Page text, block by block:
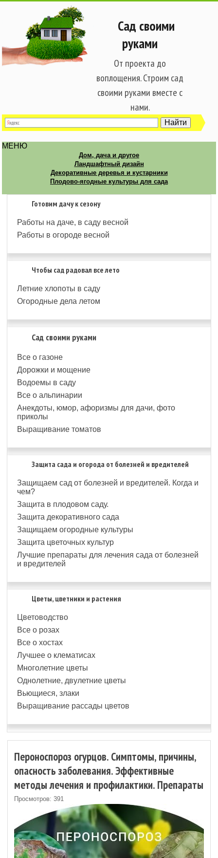
Сад своими
руками
От проекта до
воплощения. Строим сад
своими руками вместе с
нами.
МЕНЮ
Дом, дача и другое
Ландшафтный дизайн
Декоративные деревья и кустарники
Плодово-ягодные культуры для сада
Готовим дачу к сезону
Работы на даче, в саду весной
Работы в огороде весной
Чтобы сад радовал все лето
Летние хлопоты в саду
Огородные дела летом
Сад своими руками
Все о газоне
Дорожки и мощение
Водоемы в саду
Все о альпинарии
Анекдоты, юмор, афоризмы для дачи, фото
приколы
Выращивание томатов
Защита сада и огорода от болезней и вредителей
Защищаем сад от болезней и вредителей. Когда и
чем?
Защита в плодовом саду.
Защита декоративного сада
Защищаем огородные культуры
Защита цветочных культур
Лучшие препараты для лечения сада от болезней
и вредителей
Цветы, цветники и растения
Цветоводство
Все о розах
Все о хостах
Лучшее о клематисах
Многолетние цветы
Однолетние, двулетние цветы
Вьющиеся, злаки
Выращивание рассады цветов
Пероноспороз огурцов. Симптомы, причины,
опасность заболевания. Эффективные
методы лечения и профилактики. Препараты
Просмотров: 391